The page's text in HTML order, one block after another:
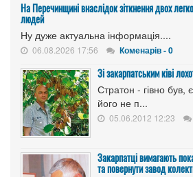
На Перечинщині внаслідок зіткнення двох
людей
Ну дуже актуальна інформація....
06.08.2026 17:56 Коменарів - 0
Зі закарпатським ківі
Стратон - гівно був,
його не п...
05.06.2012 12:23
Закарпатці вимагають
та повернути завод